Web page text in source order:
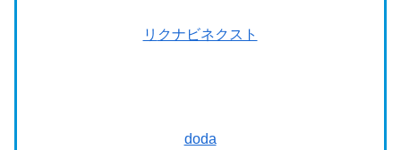
リ クナビネクスト
doda